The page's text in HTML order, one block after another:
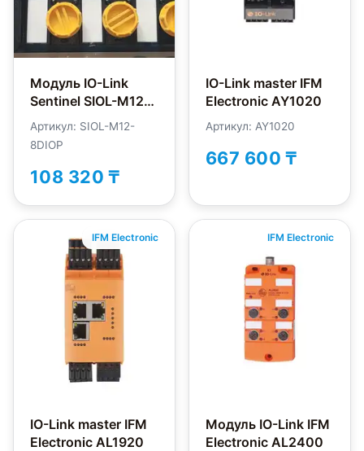
Модуль IO-Link
Sentinel SIOL-M12-
8DIOP
Артикул: SIOL-M12-
8DIOP
108 320 ₸
IO-Link master IFM
Electronic AY1020
Артикул: AY1020
667 600 ₸
IFM Electronic
IO-Link master IFM
Electronic AL1920
IFM Electronic
Модуль IO-Link IFM
Electronic AL2400